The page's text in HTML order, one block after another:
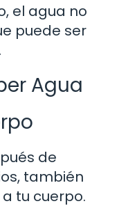
el agua no
puede ser
Agua
de
también
tu cuerpo.